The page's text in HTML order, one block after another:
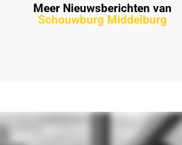
Meer Nieuwsberichten van
Schouwburg Middelburg